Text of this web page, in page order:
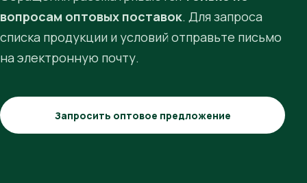
вопросам оптовых поставок. Для запроса
списка продукции и условий отправьте письмо
на электронную почту.
Запросить оптовое предложение